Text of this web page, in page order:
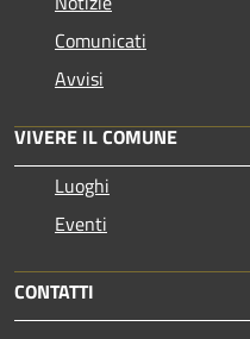
Comunicati
Avvisi
VIVERE IL COMUNE
Luoghi
Eventi
CONTATTI